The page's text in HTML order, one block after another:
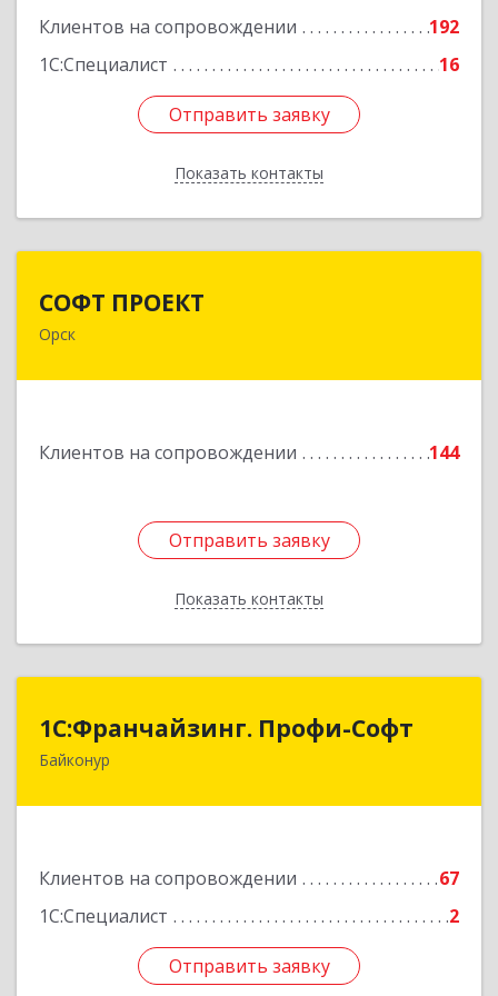
Клиентов на сопровождении
192
1С:Специалист
16
Отправить заявку
Показать контакты
Подробнее
Отправить заявку
Назад
СОФТ ПРОЕКТ
Орск
Клиентов на сопровождении 144
Отправить заявку
Показать контакты
Отправить заявку
Назад
1С:Франчайзинг. Профи-Софт
Байконур
Клиентов на сопровождении
67
1С:Специалист
2
Отправить заявку
1С:Франчайзинг. Профи-Софт
468320, Байконур г, Ленина ул, дом № 10,
Отправить заявку